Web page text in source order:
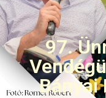
97.
Bányai